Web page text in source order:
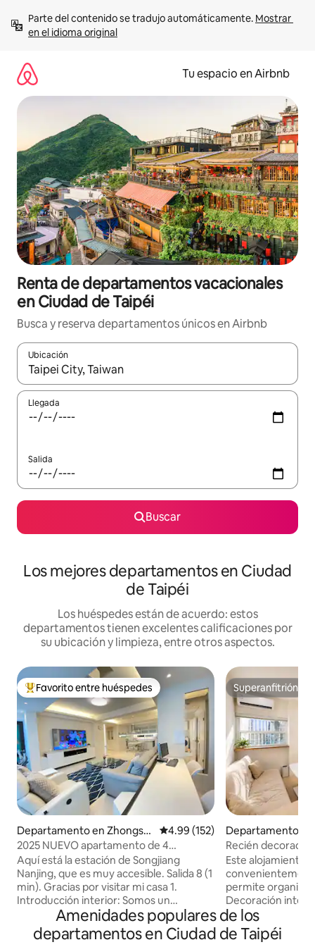
contenido
Parte del contenido se tradujo automáticamente. Mostrar
en el idioma original
Tu espacio en Airbnb
Renta de departamentos vacacionales
en Ciudad de Taipéi
Busca y reserva departamentos únicos en Airbnb
Ubicación
Cuando los resultados estén disponibles, podrás navegar
Llegada
Salida
Buscar
Los mejores departamentos en Ciudad
de Taipéi
Los huéspedes están de acuerdo: estos
departamentos tienen excelentes calificaciones por
su ubicación y limpieza, entre otros aspectos.
De los mejores en Favorito entre huéspedes
Favorito entre huéspedes
Departamento en Zhongsh
an District
Calificación promedio: 4.99 de
4.99 (152)
2025 NUEVO apartamento de 4
habitaciones en el centro de Taipéi a 1
minuto del metro 松江南京双鉄宅
Aquí está la estación de Songjiang
Nanjing, que es muy accesible. Salida 8 (1
min). Gracias por visitar mi casa 1.
Introducción interior: Somos un
apartamento de planta completa, con 4
habitaciones, 2 camas dobles, 4 camas
individuales, 2,5 baños y un comedor de
Superanfitrión
Superanfitrión
Departamento en
e
Recién decorado,
acogedor y de
la estación Ximen
buena
para lavar y
soleada / Zona
Este alojamiento
permite
Decoración
nueva: disfruta
calidad 🔐
dactilar +
Amenidades populares de los
departamentos en Ciudad de Taipéi